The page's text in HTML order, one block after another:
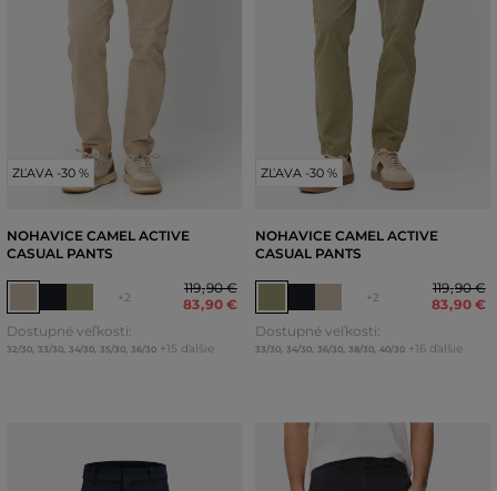
ZĽAVA -30 %
NOHAVICE CAMEL ACTIVE
CASUAL PANTS
+2
119,90 €
83,90 €
Dostupné veľkosti:
32/30, 33/30, 34/30, 35/30, 36/30 +15 ďalšie
ZĽAVA -30 %
NOHAVICE CAMEL ACTIVE
CASUAL PANTS
+2
119,90 €
83,90 €
Dostupné veľkosti:
33/30, 34/30, 36/30, 38/30, 40/30 +16 ďalšie